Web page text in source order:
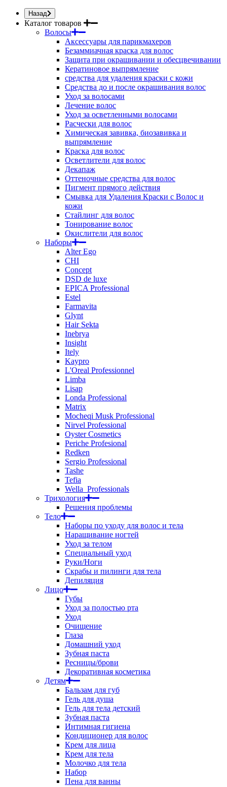
Назад
Каталог товаров
Волосы
Аксессуары для парикмахеров
Безаммиачная краска для волос
Защита при окрашивании и обесцвечивании
Кератиновое выпрямление
средства для удаления краски с кожи
Средства до и после окрашивания волос
Уход за волосами
Лечение волос
Уход за осветленными волосами
Расчески для волос
Химическая завивка, биозавивка и
выпрямление
Краска для волос
Осветлители для волос
Декапаж
Оттеночные средства для волос
Пигмент прямого действия
Смывка для Удаления Краски с Волос и
кожи
Стайлинг для волос
Тонирование волос
Окислители для волос
Наборы
Alter Ego
CHI
Concept
DSD de luxe
EPICA Professional
Estel
Farmavita
Glynt
Hair Sekta
Inebrya
Insight
Itely
Kaypro
L'Oreal Professionnel
Limba
Lisap
Londa Professional
Matrix
Mocheqi Musk Professional
Nirvel Professional
Oyster Cosmetics
Periche Profesional
Redken
Sergio Professional
Tashe
Tefia
Wella_Professionals
Трихология
Решения проблемы
Тело
Наборы по уходу для волос и тела
Наращивание ногтей
Уход за телом
Специальный уход
Руки/Ноги
Скрабы и пилинги для тела
Депиляция
Лицо
Губы
Уход за полостью рта
Уход
Очищение
Глаза
Домашний уход
Зубная паста
Ресницы/брови
Декоративная косметика
Детям
Бальзам для губ
Гель для душа
Гель для тела детский
Зубная паста
Интимная гигиена
Кондиционер для волос
Крем для лица
Крем для тела
Молочко для тела
Набор
Пена для ванны